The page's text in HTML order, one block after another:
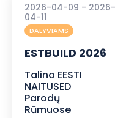
2026-04-09 - 2026-
04-11
DALYVIAMS
ESTBUILD 2026
Talino EESTI
NAITUSED
Parodų
Rūmuose